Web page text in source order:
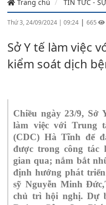
Trang chủ TIN TỨC -
Thứ 3, 24/09/2024 | 09:24 | 665
Sở Y tế làm việc
kiểm soát dịch
Chiều ngày 23/9, Sở
làm việc với Trung
(CDC) Hà Tĩnh để
được trong công tác
gian qua; nắm bắt
định hướng phát
sỹ Nguyễn Minh
chủ trì hội nghị. Dự